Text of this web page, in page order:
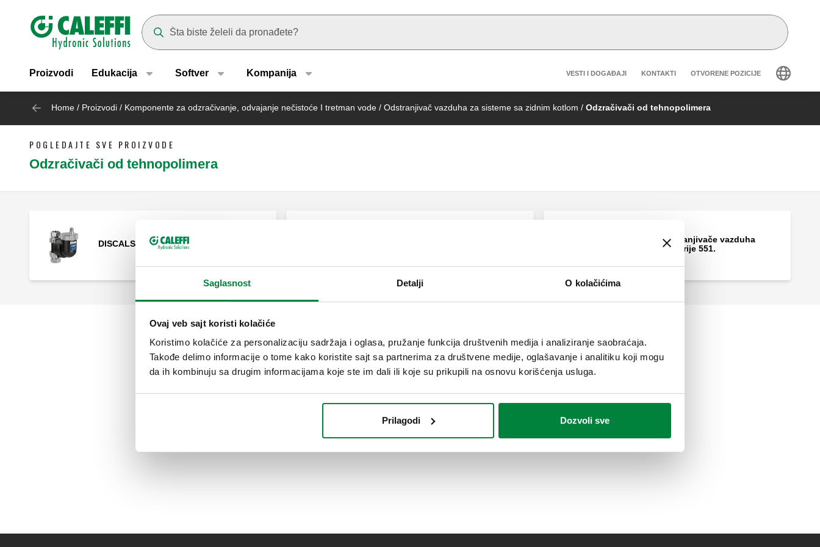
Saglasnost Detalji O kolačićima
Ovaj veb sajt koristi kolačiće
Koristimo kolačiće za personalizaciju sadržaja i oglasa, pružanje funkcija društvenih medija i analiziranje saobraćaja.
Takođe delimo informacije o tome kako koristite sajt sa partnerima za društvene medije, oglašavanje i analitiku koji mogu
da ih kombinuju sa drugim informacijama koje ste im dali ili koje su prikupili na osnovu korišćenja usluga.
Prilagodi Dozvoli sve
Header main navigation
Proizvodi Edukacija Softver Kompanija Header secondary navigation
VESTI I DOGAĐAJI KONTAKTI OTVORENE POZICIJE
Home / Proizvodi / Komponente za odzračivanje, odvajanje nečistoće I tretman vode / Odstranjivač vazduha za sisteme sa zidnim kotlom / Odzračivači od tehnopolimera
POGLEDAJTE SVE PROIZVODE
Odzračivači od tehnopolimera
DISCALSLIM®, Odstranjivač vazduha.
Izolacija za odstranjivače vazduha
DISCALSLIM® serije 551.